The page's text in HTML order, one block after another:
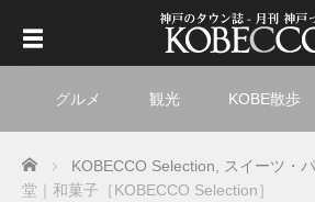
グルメ 観光 KOBE散歩
Home KOBECCO Selection スイーツ・
堂｜和菓子［KOBECCO Selection］